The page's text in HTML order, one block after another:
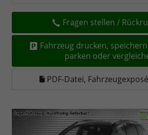
Fragen stellen /
Fahrzeug drucken, speichern
parken oder
PDF-Datei,